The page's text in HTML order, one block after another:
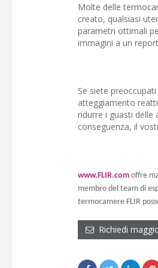
Molte delle
creato, qualsiasi
parametri ottimali
immagini a un
Se siete
atteggiamento
ridurre i guasti delle
conseguenza, il
www.FLIR.com offre
membro del team di
termocamere FLIR
Richiedi